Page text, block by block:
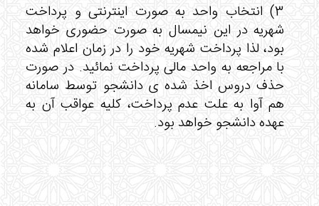
3) انتخاب واحد به صورت اینترنتی و پرداخت
شهریه در این نیمسال به صورت حضوری خواهد
بود، لذا پرداخت شهریه خود را در زمان اعلام شده
با مراجعه به واحد مالی پرداخت نمائید. در صورت
حذف دروس اخذ شده ی دانشجو توسط سامانه
هم آوا به علت عدم پرداخت، کلیه عواقب آن به
عهده دانشجو خواهد بود.